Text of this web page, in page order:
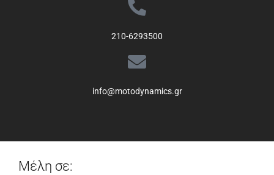
210-6293500
info@motodynamics.gr
Μέλη σε: